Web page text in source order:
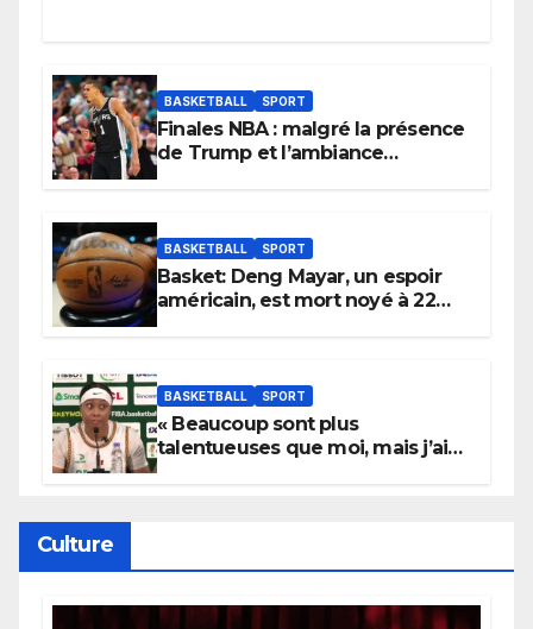
BASKETBALL SPORT
Finales NBA : malgré la présence
de Trump et l’ambiance
BASKETBALL SPORT
Basket: Deng Mayar, un espoir
américain, est mort noyé à 22
BASKETBALL SPORT
« Beaucoup sont plus
talentueuses que moi, mais j’ai
Culture